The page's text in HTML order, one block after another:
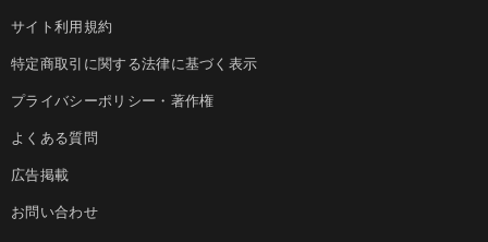
サイト利用規約
特定商取引に関する法律に基づく表示
プライバシーポリシー・著作権
よくある質問
広告掲載
お問い合わせ